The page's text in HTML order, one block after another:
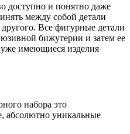
доступно и понятно даже
между собой детали
Все фигурные детали
бижутерии и затем ее
уже имеющиеся изделия
набора это
абсолютно уникальные